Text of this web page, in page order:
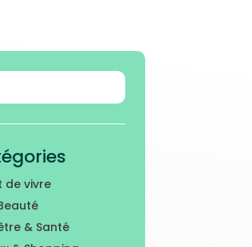
de vivre
& Santé